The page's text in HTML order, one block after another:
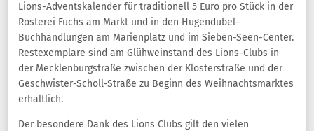
Lions-Adventskalender für traditionell 5 Euro pro Stück in der
Rösterei Fuchs am Markt und in den Hugendubel-
Buchhandlungen am Marienplatz und im Sieben-Seen-Center.
Restexemplare sind am Glühweinstand des Lions-Clubs in
der Mecklenburgstraße zwischen der Klosterstraße und der
Geschwister-Scholl-Straße zu Beginn des Weihnachtsmarktes
erhältlich.
Der besondere Dank des Lions Clubs gilt den vielen